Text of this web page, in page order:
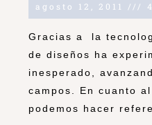
agosto 12, 2011
Gracias a la
de diseños ha
inesperado,
campos. En cuanto
podemos hacer